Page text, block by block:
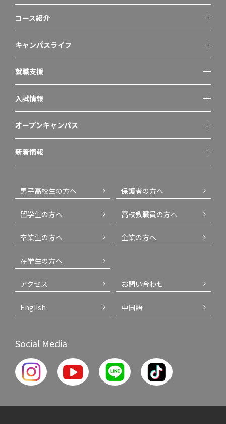
コース紹介
キャンパスライフ
就職支援
入試情報
オープンキャンパス
新着情報
男子高校生の方へ 保護者の方へ
留学生の方へ 高校教職員の方へ
卒業生の方へ 企業の方へ
在学生の方へ
アクセス お問い合わせ
English 中国語
Social Media